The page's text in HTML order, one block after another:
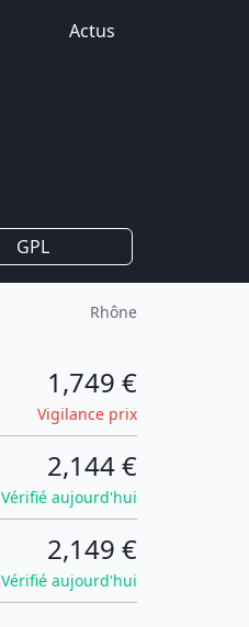
Actus
GPL
Rhône
1,749 €
Vigilance prix
2,144 €
Vérifié aujourd'hui
2,149 €
Vérifié aujourd'hui